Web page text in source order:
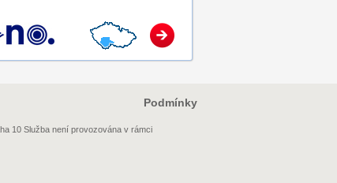
Podmínky
10 Služba není provozována v rámci